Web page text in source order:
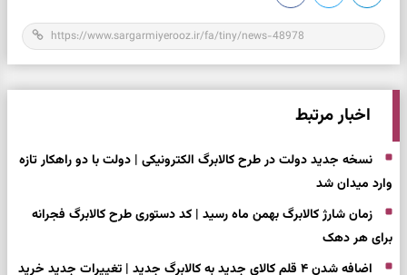
اخبار مرتبط
نسخه جدید دولت در طرح کالابرگ الکترونیکی | دولت با دو راهکار تازه
وارد میدان شد
زمان شارژ کالابرگ بهمن ماه رسید | کد دستوری طرح کالابرگ فجرانه
برای هر دهک
اضافه شدن ۴ قلم کالای جدید به کالابرگ جدید | تغییرات جدید خرید